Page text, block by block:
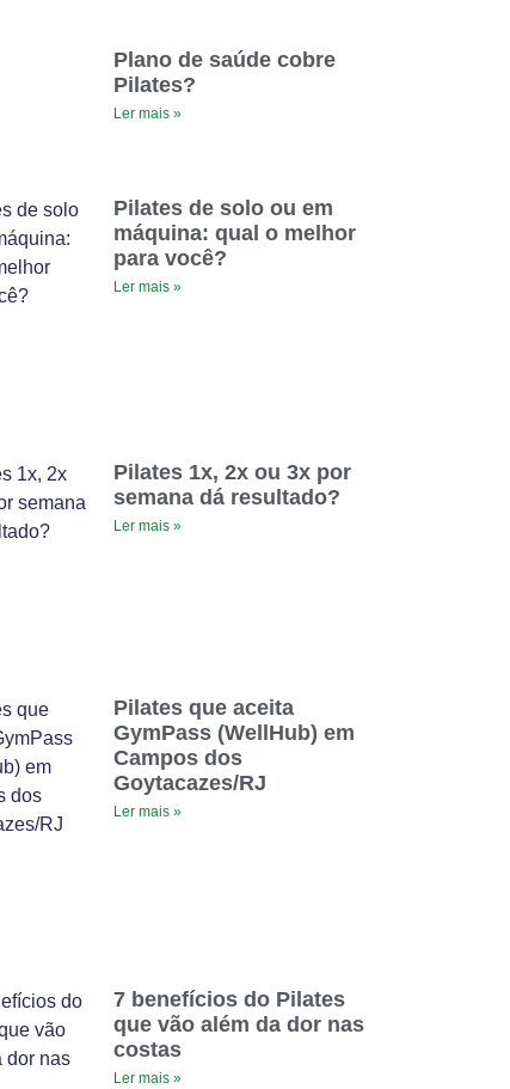
Plano de saúde cobre
Pilates?
Ler mais »
Pilates de solo ou em
máquina: qual o melhor
para você?
Ler mais »
Pilates 1x, 2x ou 3x por
semana dá resultado?
Ler mais »
Pilates que aceita
GymPass (WellHub) em
Campos dos
Goytacazes/RJ
Ler mais »
7 benefícios do Pilates
que vão além da dor nas
costas
Ler mais »